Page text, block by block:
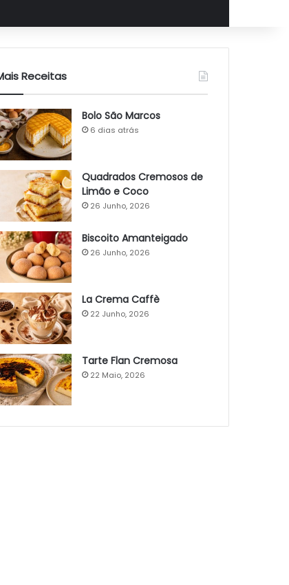
Receitas
Bolo São Marcos
6 dias atrás
Quadrados Cremosos de
Limão e Coco
26 Junho, 2026
Biscoito Amanteigado
26 Junho, 2026
La Crema Caffè
22 Junho, 2026
Tarte Flan Cremosa
22 Maio, 2026